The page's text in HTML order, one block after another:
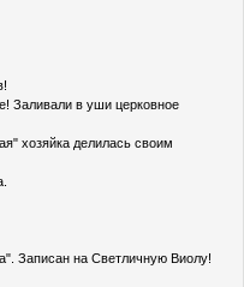
Заливали в уши церковное
хозяйка делилась своим
Записан на Светличную Виолу!